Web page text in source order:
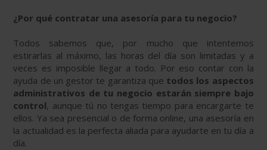
¿Por qué contratar una asesoría para tu negocio?
Todos sabemos que, por mucho que intentemos
estirarlas al máximo, las horas del día son limitadas y a
veces es imposible llegar a todo. Por eso contar con la
ayuda de un gestor te garantiza que todos los aspectos
administrativos de tu negocio estarán siempre bajo
control, aunque tú no tengas tiempo para encargarte te
ellos. Ya sea presencial o de forma online, una asesoría en
la actualidad es la perfecta aliada para ayudarte en tu día a
día.